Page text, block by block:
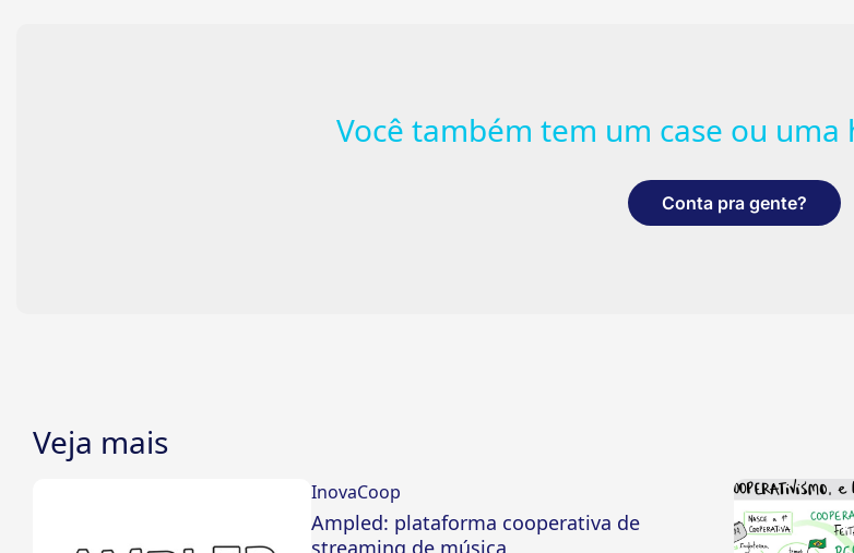
Você também tem um case ou uma
Conta pra gente?
Veja mais
InovaCoop
Ampled: plataforma cooperativa de
streaming de música